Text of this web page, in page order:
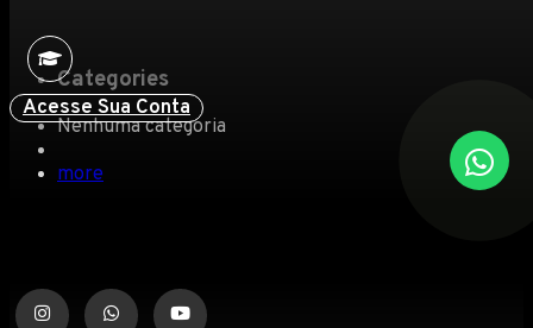
Acesse Sua Conta
Categories
Nenhuma categoria
more